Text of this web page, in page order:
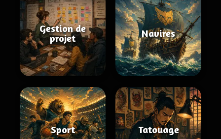
Gestion de
projet
Navires
Sport Tatouage